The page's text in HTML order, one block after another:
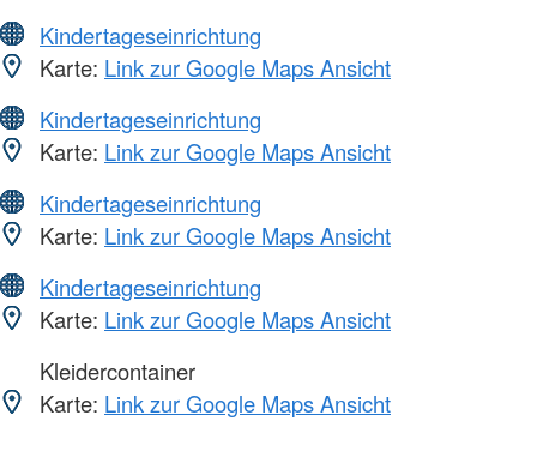
Kindertageseinrichtung
Karte: Link zur Google Maps Ansicht
Kindertageseinrichtung
Karte: Link zur Google Maps Ansicht
Kindertageseinrichtung
Karte: Link zur Google Maps Ansicht
Kindertageseinrichtung
Karte: Link zur Google Maps Ansicht
Kleidercontainer
Karte: Link zur Google Maps Ansicht